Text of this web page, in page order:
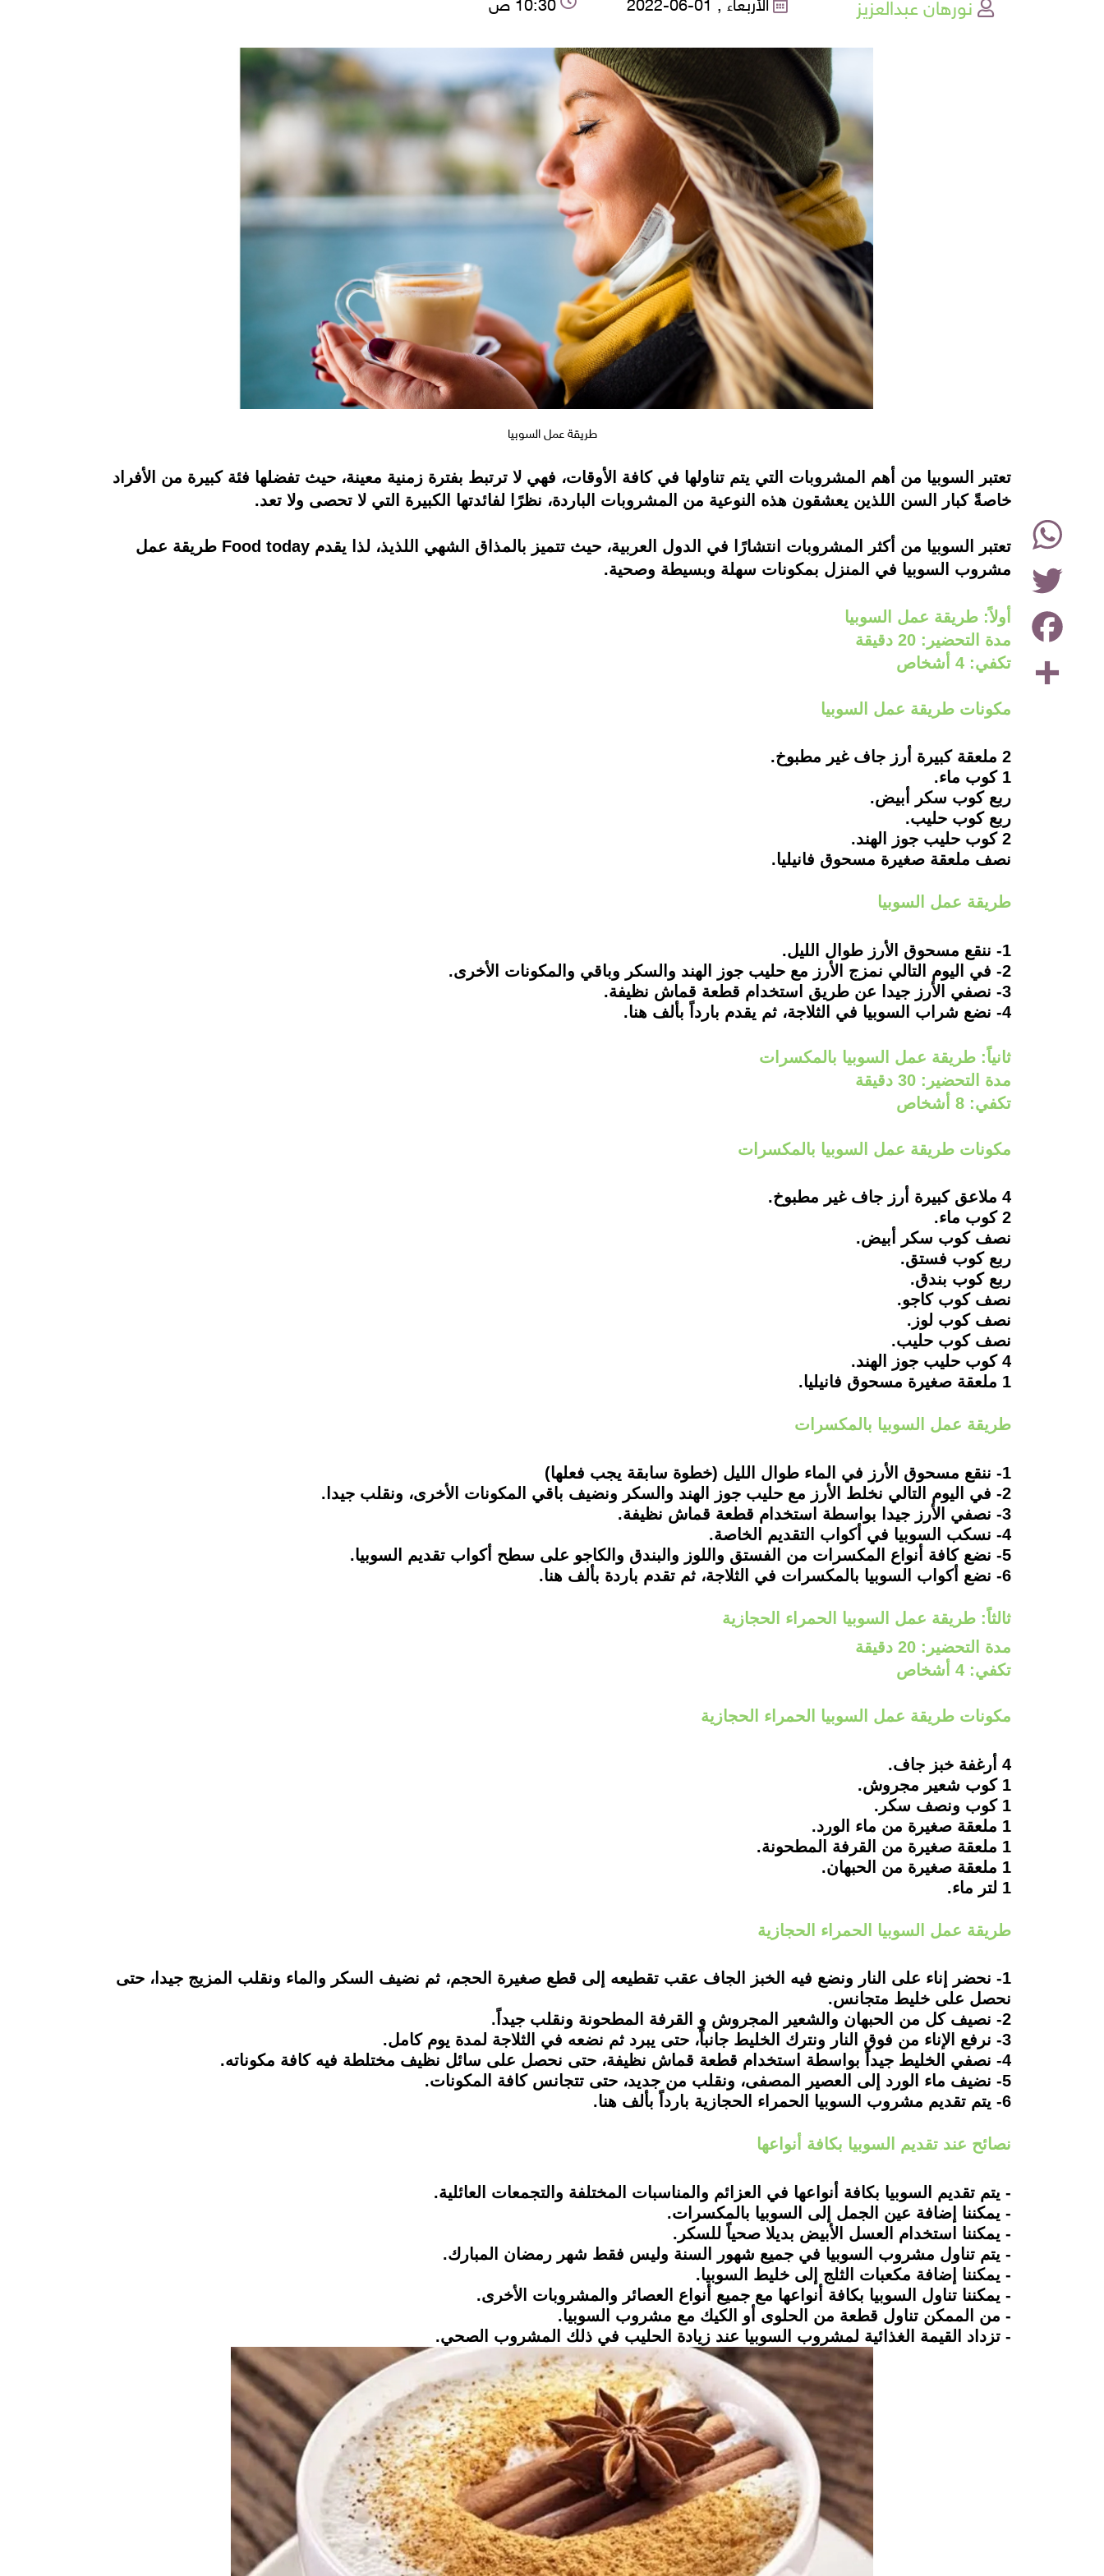
طريقة عمل السوبيا
Share
Facebook
Twitter
WhatsApp
instagramتعتبر السوبيا من أهم المشروبات التي يتم تناولها في كافة الأوقات، فهي لا ترتبط بفترة زمنية معينة، حيث تفضلها فئة كبيرة من الأفراد
خاصةً كبار السن اللذين يعشقون هذه النوعية من المشروبات الباردة، نظرًا لفائدتها الكبيرة التي لا تحصى ولا تعد.
تعتبر السوبيا من أكثر المشروبات انتشارًا في الدول العربية، حيث تتميز بالمذاق الشهي اللذيذ، لذا يقدم Food today طريقة عمل
مشروب السوبيا في المنزل بمكونات سهلة وبسيطة وصحية.
أولاً: طريقة عمل السوبيا
مدة التحضير: 20 دقيقة
تكفي: 4 أشخاص
مكونات طريقة عمل السوبيا
2 ملعقة كبيرة أرز جاف غير مطبوخ.
1 كوب ماء.
ربع كوب سكر أبيض.
ربع كوب حليب.
2 كوب حليب جوز الهند.
نصف ملعقة صغيرة مسحوق فانيليا.
طريقة عمل السوبيا
1- ننقع مسحوق الأرز طوال الليل.
2- في اليوم التالي نمزج الأرز مع حليب جوز الهند والسكر وباقي والمكونات الأخرى.
3- نصفي الأرز جيدا عن طريق استخدام قطعة قماش نظيفة.
4- نضع شراب السوبيا في الثلاجة، ثم يقدم بارداً بألف هنا.
ثانياً: طريقة عمل السوبيا بالمكسرات
مدة التحضير: 30 دقيقة
تكفي: 8 أشخاص
مكونات طريقة عمل السوبيا بالمكسرات
4 ملاعق كبيرة أرز جاف غير مطبوخ.
2 كوب ماء.
نصف كوب سكر أبيض.
ربع كوب فستق.
ربع كوب بندق.
نصف كوب كاجو.
نصف كوب لوز.
نصف كوب حليب.
4 كوب حليب جوز الهند.
1 ملعقة صغيرة مسحوق فانيليا.
طريقة عمل السوبيا بالمكسرات
1- ننقع مسحوق الأرز في الماء طوال الليل (خطوة سابقة يجب فعلها)
2- في اليوم التالي نخلط الأرز مع حليب جوز الهند والسكر ونضيف باقي المكونات الأخرى، ونقلب جيدا.
3- نصفي الأرز جيدا بواسطة استخدام قطعة قماش نظيفة.
4- نسكب السوبيا في أكواب التقديم الخاصة.
5- نضع كافة أنواع المكسرات من الفستق واللوز والبندق والكاجو على سطح أكواب تقديم السوبيا.
6- نضع أكواب السوبيا بالمكسرات في الثلاجة، ثم تقدم باردة بألف هنا.
ثالثاً: طريقة عمل السوبيا الحمراء الحجازية
مدة التحضير: 20 دقيقة
تكفي: 4 أشخاص
مكونات طريقة عمل السوبيا الحمراء الحجازية
4 أرغفة خبز جاف.
1 كوب شعير مجروش.
1 كوب ونصف سكر.
1 ملعقة صغيرة من ماء الورد.
1 ملعقة صغيرة من القرفة المطحونة.
1 ملعقة صغيرة من الحبهان.
1 لتر ماء.
طريقة عمل السوبيا الحمراء الحجازية
1- نحضر إناء على النار ونضع فيه الخبز الجاف عقب تقطيعه إلى قطع صغيرة الحجم، ثم نضيف السكر والماء ونقلب المزيج جيدا، حتى
نحصل على خليط متجانس.
2- نصيف كل من الحبهان والشعير المجروش و القرفة المطحونة ونقلب جيداً.
3- نرفع الإناء من فوق النار ونترك الخليط جانباً، حتى يبرد ثم نضعه في الثلاجة لمدة يوم كامل.
4- نصفي الخليط جيداً بواسطة استخدام قطعة قماش نظيفة، حتى نحصل على سائل نظيف مختلطة فيه كافة مكوناته.
5- نضيف ماء الورد إلى العصير المصفى، ونقلب من جديد، حتى تتجانس كافة المكونات.
6- يتم تقديم مشروب السوبيا الحمراء الحجازية بارداً بألف هنا.
نصائح عند تقديم السوبيا بكافة أنواعها
- يتم تقديم السوبيا بكافة أنواعها في العزائم والمناسبات المختلفة والتجمعات العائلية.
- يمكننا إضافة عين الجمل إلى السوبيا بالمكسرات.
- يمكننا استخدام العسل الأبيض بديلا صحياً للسكر.
- يتم تناول مشروب السوبيا في جميع شهور السنة وليس فقط شهر رمضان المبارك.
- يمكننا إضافة مكعبات الثلج إلى خليط السوبيا.
- يمكننا تناول السوبيا بكافة أنواعها مع جميع أنواع العصائر والمشروبات الأخرى.
- من الممكن تناول قطعة من الحلوى أو الكيك مع مشروب السوبيا.
- تزداد القيمة الغذائية لمشروب السوبيا عند زيادة الحليب في ذلك المشروب الصحي.